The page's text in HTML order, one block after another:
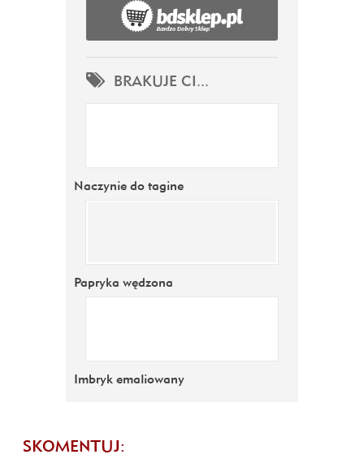
BRAKUJE CI...
Naczynie do tagine
Papryka wędzona
Imbryk emaliowany
SKOMENTUJ: